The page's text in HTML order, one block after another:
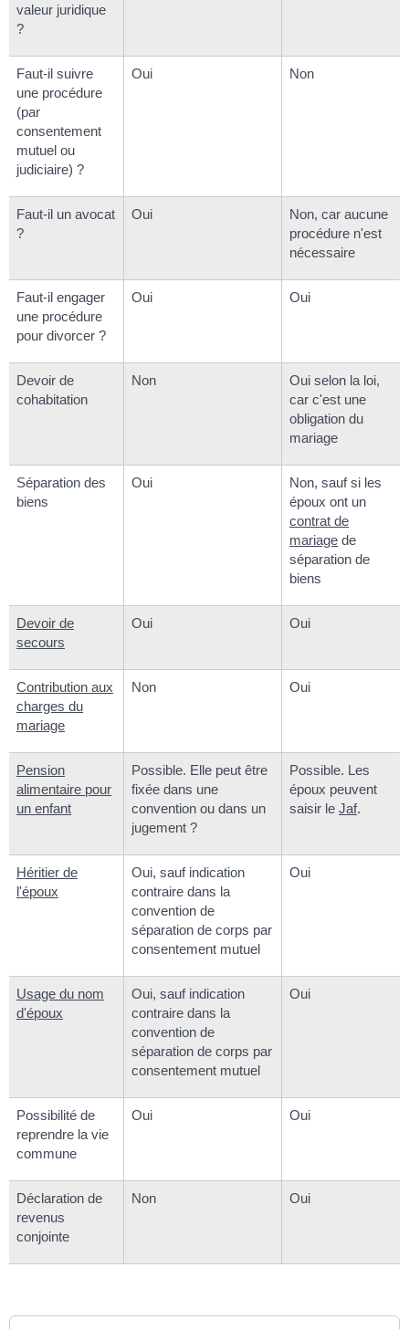
valeur juridique
?
Faut-il suivre
une procédure
(par
consentement
mutuel ou
judiciaire) ?
Oui Non
Faut-il un avocat
?
Oui
Non, car aucune
procédure n'est
nécessaire
Faut-il engager
une procédure
pour divorcer ?
Oui Oui
Devoir de
cohabitation
Non
Oui selon la loi,
car c'est une
obligation du
mariage
Séparation des
biens
Oui
Non, sauf si les
époux ont un
contrat de
mariage de
séparation de
biens
Devoir de
secours
Oui Oui
Contribution aux
charges du
mariage
Non Oui
Pension
alimentaire pour
un enfant
Possible. Elle peut être
fixée dans une
convention ou dans un
jugement ?
Possible. Les
époux peuvent
saisir le Jaf.
Héritier de
l'époux
Oui, sauf indication
contraire dans la
convention de
séparation de corps par
consentement mutuel
Oui
Usage du nom
d'époux
Oui, sauf indication
contraire dans la
convention de
séparation de corps par
consentement mutuel
Oui
Possibilité de
reprendre la vie
commune
Oui Oui
Déclaration de
revenus
conjointe
Non Oui